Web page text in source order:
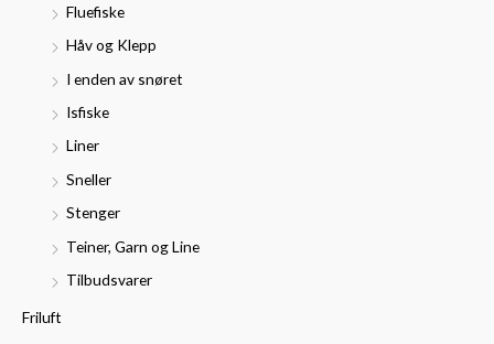
Fluefiske
Håv og Klepp
I enden av snøret
Isfiske
Liner
Sneller
Stenger
Teiner, Garn og Line
Tilbudsvarer
Friluft